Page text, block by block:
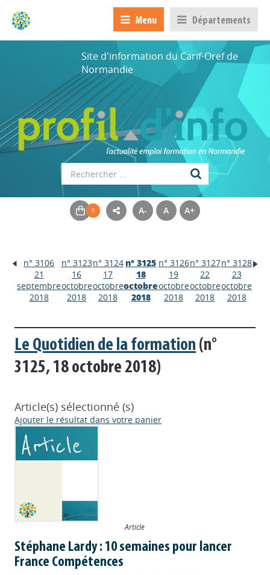
Menu Départements
Site d'information du Carif-Oref de
Normandie
A- A A+
n° 3106
21
septembre
2018
n° 3123
16
octobre
2018
n° 3124
17
octobre
2018
n° 3125
18
octobre
2018
n° 3126
19
octobre
2018
n° 3127
22
octobre
2018
n° 3128
23
octobre
2018
Le Quotidien de la formation (n°
3125, 18 octobre 2018)
Article(s) sélectionné (s)
Ajouter le résultat dans votre panier
Article
Stéphane Lardy : 10 semaines pour lancer
France Compétences